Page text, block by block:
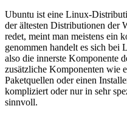
Ubuntu ist eine Linux-
der ältesten Distributionen der
redet, meint man meistens ein
genommen handelt es sich
also die innerste Komponente
zusätzliche Komponenten wie
Paketquellen oder einen
kompliziert oder nur in sehr
sinnvoll.